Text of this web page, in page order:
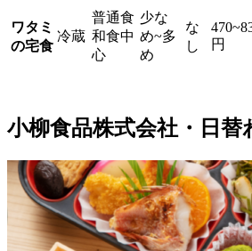
ワタミ
の宅食
冷蔵
普通食
和食中
心
少な
め~多
め
な
し
円
小柳食品株式会社・日替